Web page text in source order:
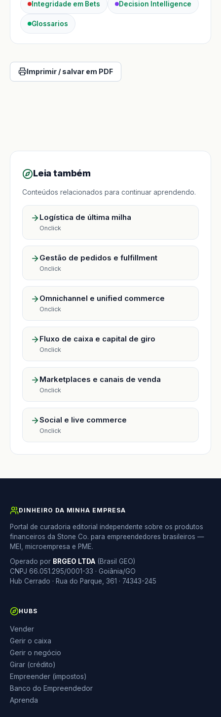
Integridade em Bets Decision Intelligence
Glossarios
Imprimir / salvar em PDF
Leia também
Conteúdos relacionados para continuar aprendendo.
Logística de última milha
Onclick
Gestão de pedidos e fulfillment
Onclick
Omnichannel e unified commerce
Onclick
Fluxo de caixa e capital de giro
Onclick
Marketplaces e canais de venda
Onclick
Social e live commerce
Onclick
DINHEIRO DA MINHA EMPRESA
Portal de curadoria editorial independente sobre os produtos
financeiros da Stone Co. para empreendedores brasileiros —
MEI, microempresa e PME.
Operado por BRGEO LTDA (Brasil GEO)
CNPJ 66.051.295/0001-33 · Goiânia/GO
Hub Cerrado · Rua do Parque, 361 · 74343-245
HUBS
Vender
Gerir o caixa
Gerir o negócio
Girar (crédito)
Empreender (impostos)
Banco do Empreendedor
Aprenda